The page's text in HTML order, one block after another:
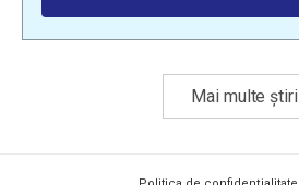
Mai multe știri